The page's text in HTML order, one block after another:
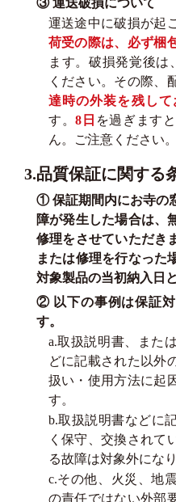
運送途中に破損が起
荷受の際は、必ず梱
ます。破損発覚後は、
ください。その際、
達時の外装を残して
す。8日 を過ぎます
ん。ご注意ください。
3.品質保証に関する
① 保証期間内にお寺の
障が発生した場合は、
修理をさせていただき
または修理を行なった
対象製品の当初納入日
② 以下の事例は保証
す。
a.取扱説明書、また
どに記載された以外
扱い・使用方法に起
す。
b.取扱説明書などに
く保守、交換されて
る故障は対象外になり
c.その他、火災、地
の責任ではない外部